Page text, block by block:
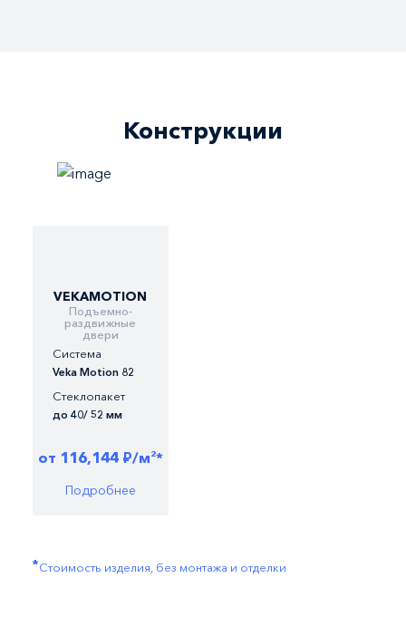
Конструкции
VEKAMOTION
Подъемно-
раздвижные
двери
Система
Veka Motion 82
Стеклопакет
до 40/ 52 мм
от 116,144 ₽/м2*
Подробнее
*Стоимость изделия, без монтажа и отделки